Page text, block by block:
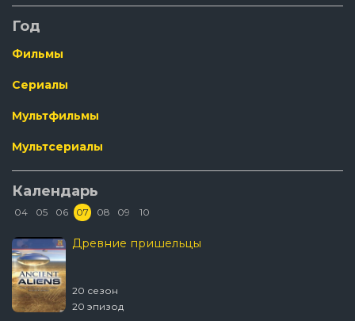
Год
Фильмы
Сериалы
Мультфильмы
Мультсериалы
Календарь
04 05 06 07 08 09 10
Древние пришельцы
20 сезон
20 эпизод